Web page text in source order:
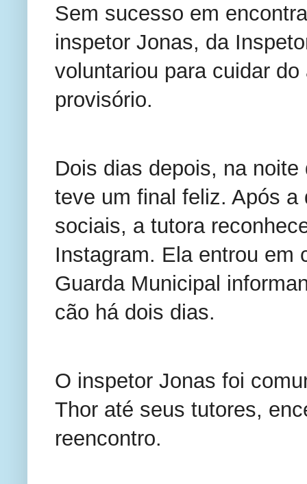
Sem sucesso em
inspetor Jonas, da
voluntariou para cuidar
provisório.
Dois dias depois, na
teve um final feliz. Após
sociais, a tutora
Instagram. Ela entrou em
Guarda Municipal
cão há dois dias.
O inspetor Jonas foi
Thor até seus tutores,
reencontro.